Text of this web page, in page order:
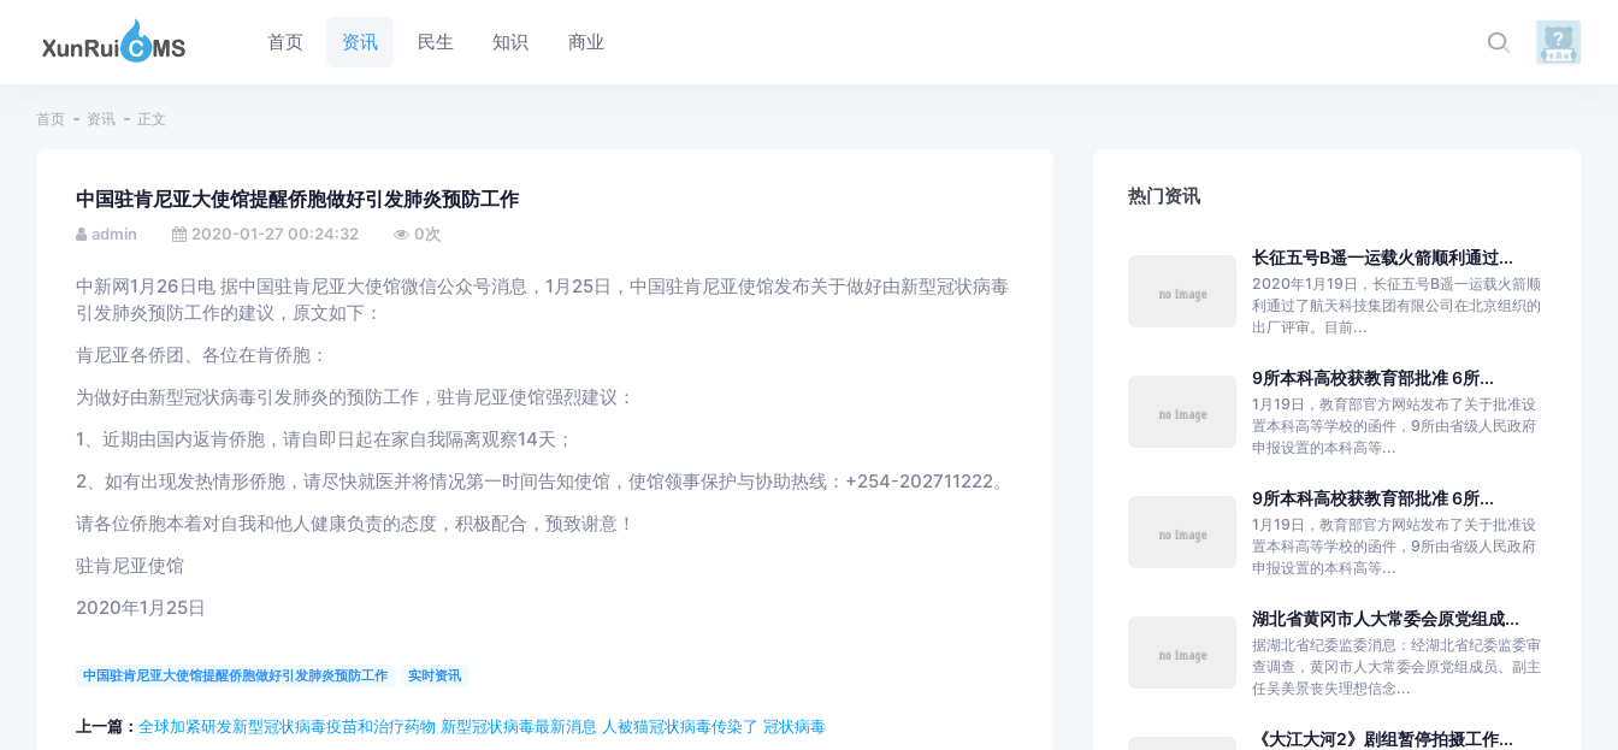
首页 资讯 民生 知识 商业
首页 资讯 正文
中国驻肯尼亚大使馆提醒侨胞做好引发肺炎预防工作
admin 2020-01-27 00:24:32 0次
中新网1月26日电 据中国驻肯尼亚大使馆微信公众号消息，1月25日，中国驻肯尼亚使馆发布关于做好由新型冠状病毒
引发肺炎预防工作的建议，原文如下：
肯尼亚各侨团、各位在肯侨胞：
为做好由新型冠状病毒引发肺炎的预防工作，驻肯尼亚使馆强烈建议：
1、近期由国内返肯侨胞，请自即日起在家自我隔离观察14天；
2、如有出现发热情形侨胞，请尽快就医并将情况第一时间告知使馆，使馆领事保护与协助热线：+254-202711222。
请各位侨胞本着对自我和他人健康负责的态度，积极配合，预致谢意！
驻肯尼亚使馆
2020年1月25日
中国驻肯尼亚大使馆提醒侨胞做好引发肺炎预防工作 实时资讯
上一篇： 全球加紧研发新型冠状病毒疫苗和治疗药物 新型冠状病毒最新消息 人被猫冠状病毒传染了 冠状病毒
热门资讯
长征五号B遥一运载火箭顺利通过...
2020年1月19日，长征五号B遥一运载火箭顺
利通过了航天科技集团有限公司在北京组织的
出厂评审。目前...
9所本科高校获教育部批准 6所...
1月19日，教育部官方网站发布了关于批准设
置本科高等学校的函件，9所由省级人民政府
申报设置的本科高等...
9所本科高校获教育部批准 6所...
1月19日，教育部官方网站发布了关于批准设
置本科高等学校的函件，9所由省级人民政府
申报设置的本科高等...
湖北省黄冈市人大常委会原党组成...
据湖北省纪委监委消息：经湖北省纪委监委审
查调查，黄冈市人大常委会原党组成员、副主
任吴美景丧失理想信念...
《大江大河2》剧组暂停拍摄工作...